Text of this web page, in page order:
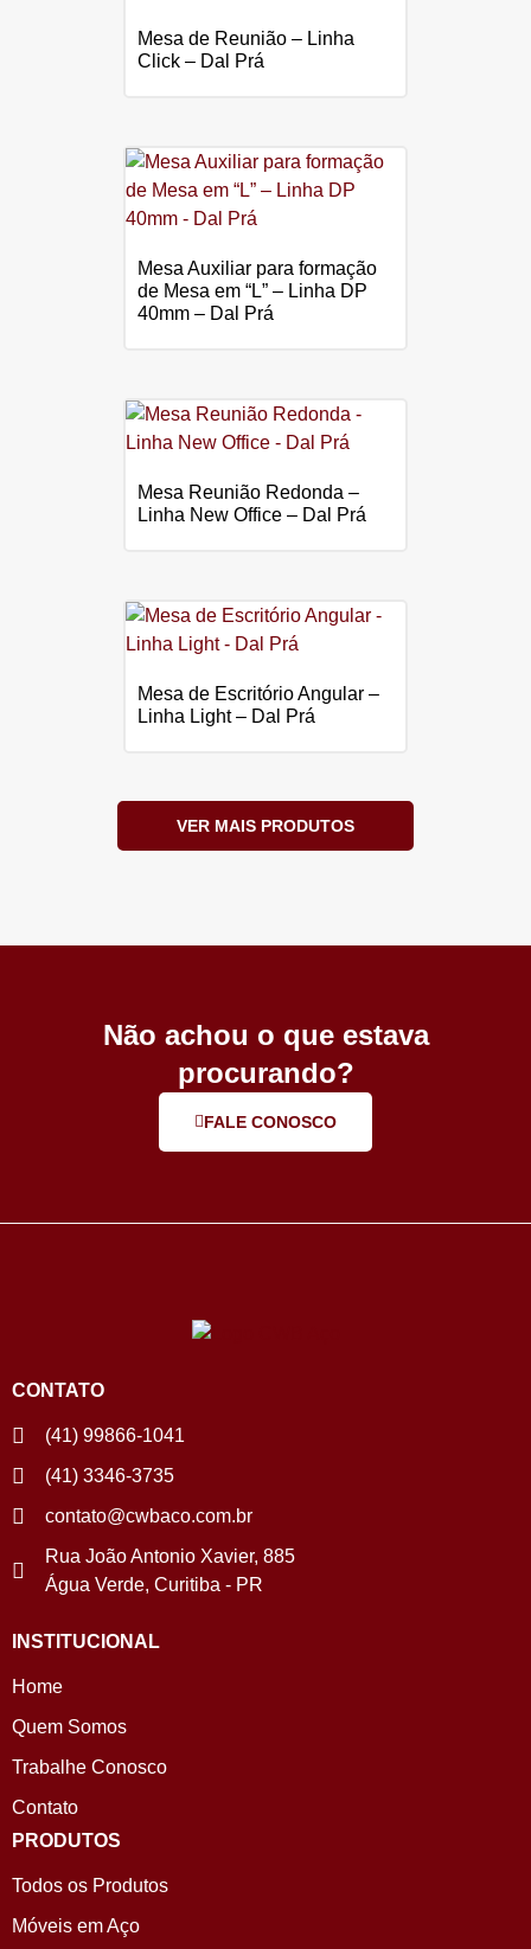
Mesa de Reunião – Linha
Click – Dal Prá
Mesa Auxiliar para formação
de Mesa em “L” – Linha DP
40mm – Dal Prá
Mesa Reunião Redonda –
Linha New Office – Dal Prá
Mesa de Escritório Angular –
Linha Light – Dal Prá
VER MAIS PRODUTOS
Não achou o que estava
procurando?
FALE CONOSCO
CONTATO
(41) 99866-1041
(41) 3346-3735
contato@cwbaco.com.br
Rua João Antonio Xavier, 885
Água Verde, Curitiba - PR
INSTITUCIONAL
Home
Quem Somos
Trabalhe Conosco
Contato
PRODUTOS
Todos os Produtos
Móveis em Aço